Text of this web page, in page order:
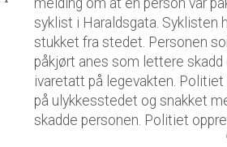
melding om at en person var
syklist i Haraldsgata. Syklisten
stukket fra stedet. Personen
påkjørt anes som lettere skadd
ivaretatt på legevakten.
på ulykkesstedet og snakket
skadde personen. Politiet